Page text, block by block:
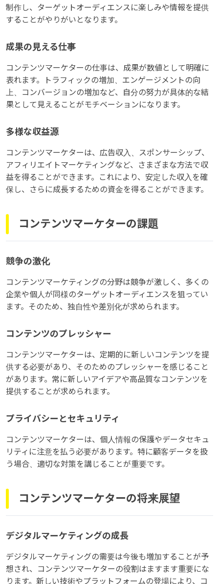
制作し、ターゲットオーディエンスに楽しみや情報を提供
することがやりがいとなります。
成果の見える仕事
コンテンツマーケターの仕事は、成果が数値として明確に
表れます。トラフィックの増加、エンゲージメントの向
上、コンバージョンの増加など、自分の努力が具体的な結
果として見えることがモチベーションになります。
多様な収益源
コンテンツマーケターは、広告収入、スポンサーシップ、
アフィリエイトマーケティングなど、さまざまな方法で収
益を得ることができます。これにより、安定した収入を確
保し、さらに成長するための資金を得ることができます。
コンテンツマーケターの課題
競争の激化
コンテンツマーケティングの分野は競争が激しく、多くの
企業や個人が同様のターゲットオーディエンスを狙ってい
ます。そのため、独自性や差別化が求められます。
コンテンツのプレッシャー
コンテンツマーケターは、定期的に新しいコンテンツを提
供する必要があり、そのためのプレッシャーを感じること
があります。常に新しいアイデアや高品質なコンテンツを
提供することが求められます。
プライバシーとセキュリティ
コンテンツマーケターは、個人情報の保護やデータセキュ
リティに注意を払う必要があります。特に顧客データを扱
う場合、適切な対策を講じることが重要です。
コンテンツマーケターの将来展望
デジタルマーケティングの成長
デジタルマーケティングの需要は今後も増加することが予
想され、コンテンツマーケターの役割はますます重要にな
ります。新しい技術やプラットフォームの登場により、コ